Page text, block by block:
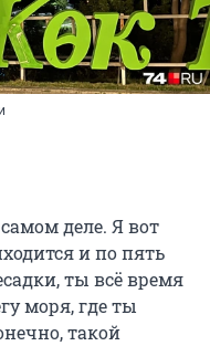
деле. Я вот
и по пять
ты всё время
моря, где ты
такой